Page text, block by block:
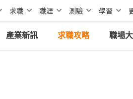
求職 職涯 測驗 學習
產業新訊 求職攻略 職場